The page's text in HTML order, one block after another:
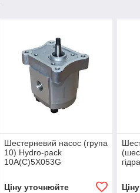
Шестерневий насос (група
10) Hydro-pack
10A(C)5X053G
Ціну уточнюйте